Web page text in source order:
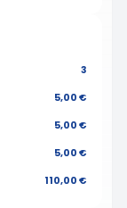
3
5,00 €
5,00 €
5,00 €
110,00 €